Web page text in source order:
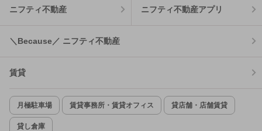
ニフティ不動産 ニフティ不動産アプリ
＼Because／ ニフティ不動産
賃貸
月極駐車場 賃貸事務所・賃貸オフィス 貸店舗・店舗賃貸
貸し倉庫